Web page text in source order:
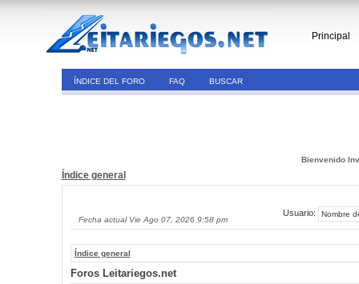
Principal
ÍNDICE DEL FORO FAQ BUSCAR
Bienvenido
Índice general
Fecha actual Vie Ago 07, 2026 9:58 pm
Usuario:
Índice general
Foros Leitariegos.net